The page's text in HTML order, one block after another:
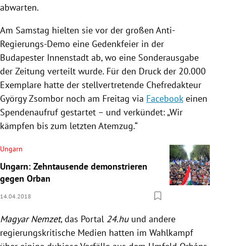
abwarten.
Am Samstag hielten sie vor der großen Anti-
Regierungs-Demo eine Gedenkfeier in der
Budapester Innenstadt ab, wo eine Sonderausgabe
der Zeitung verteilt wurde. Für den Druck der 20.000
Exemplare hatte der stellvertretende Chefredakteur
György Zsombor noch am Freitag via Facebookeinen
Spendenaufruf gestartet – und verkündet: „Wir
kämpfen bis zum letzten Atemzug.“
Ungarn
Ungarn: Zehntausende demonstrieren
gegen Orban
14.04.2018
Magyar Nemzet, das Portal 24.huund andere
regierungskritische Medien hatten im Wahlkampf